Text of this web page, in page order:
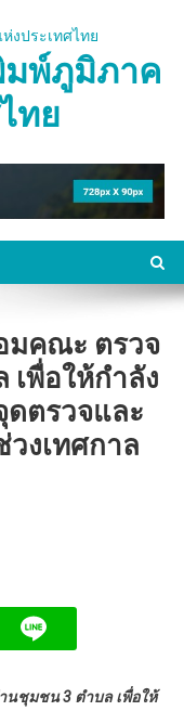
พ์ภูมิภาค
ทย
มคณะ ตรวจ
เพื่อให้กำลัง
ตรวจและ
งเทศกาล
นชุมชน 3 ตำบล เพื่อให้